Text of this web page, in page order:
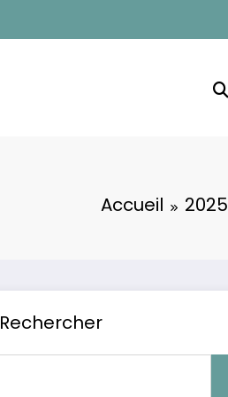
Accueil 2025
Rechercher